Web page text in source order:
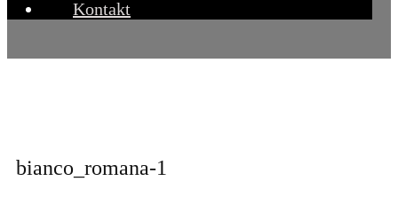
Kontakt
bianco_romana-1